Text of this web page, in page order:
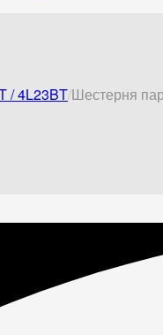
/ 4L23BT Шестерня